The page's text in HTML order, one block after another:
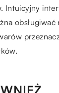
Intuicyjny